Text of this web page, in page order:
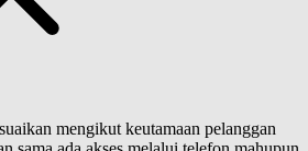
mengikut keutamaan pelanggan